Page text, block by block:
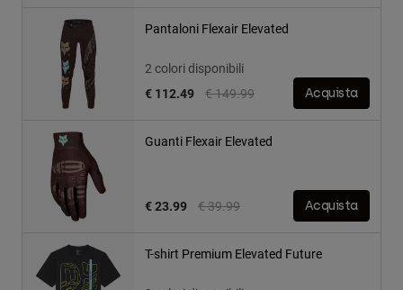
Pantaloni Flexair Elevated
2 colori disponibili
Price reduced from
€ 149.99to
€ 112.49 Acquista
Guanti Flexair Elevated
Price reduced from
€ 39.99to
€ 23.99 Acquista
T-shirt Premium Elevated Future